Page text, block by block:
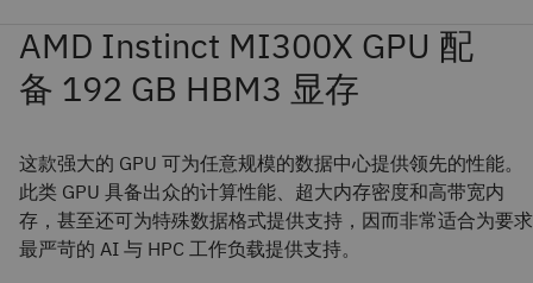
AMD Instinct MI300X GPU 配
备 192 GB HBM3 显存
这款强大的 GPU 可为任意规模的数据中心提供领先的性能。
此类 GPU 具备出众的计算性能、超大内存密度和高带宽内
存，甚至还可为特殊数据格式提供支持，因而非常适合为要求
最严苛的 AI 与 HPC 工作负载提供支持。